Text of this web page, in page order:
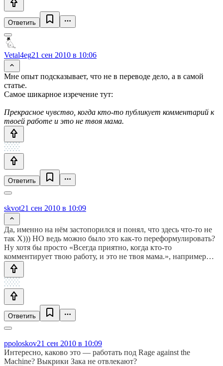
Ответить
Vetal4eg21 сен 2010 в 10:06
Мне опыт подсказывает, что не в переводе дело, а в самой
статье.
Самое шикарное изречение тут:
Прекрасное чувство, когда кто-то публикует комментарий к
твоей работе и это не твоя мама.
Ответить
skvot21 сен 2010 в 10:09
Да, именно на нём застопорился и понял, что здесь что-то не
так Х))) НО ведь можно было это как-то переформулировать?
Ну хотя бы просто «Всегда приятно, когда кто-то
комментирует твою работу, и это не твоя мама.», например…
Ответить
ppoloskov21 сен 2010 в 10:09
Интересно, каково это — работать под Rage against the
Machine? Выкрики Зака не отвлекают?